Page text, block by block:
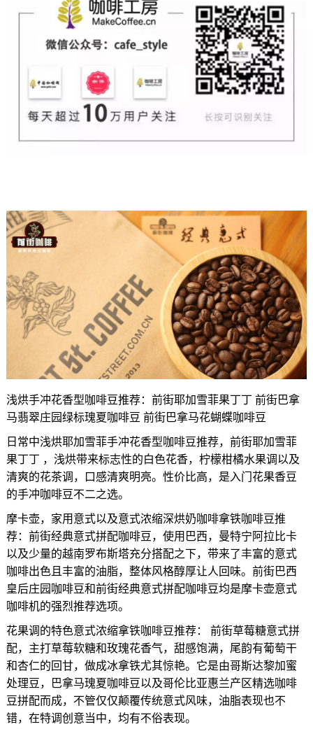
浅烘手冲花香型咖啡豆推荐：前街耶加雪菲果丁丁 前街巴拿
马翡翠庄园绿标瑰夏咖啡豆 前街巴拿马花蝴蝶咖啡豆
日常中浅烘耶加雪菲手冲花香型咖啡豆推荐，前街耶加雪菲
果丁丁 ，浅烘带来标志性的白色花香，柠檬柑橘水果调以及
清爽的花茶调，口感清爽明亮。性价比高，是入门花果香豆
的手冲咖啡豆不二之选。
摩卡壶，家用意式以及意式浓缩深烘奶咖啡拿铁咖啡豆推
荐：前街经典意式拼配咖啡豆，使用巴西，曼特宁阿拉比卡
以及少量的越南罗布斯塔充分搭配之下，带来了丰富的意式
咖啡出色且丰富的油脂，整体风格醇厚让人回味。前街巴西
皇后庄园咖啡豆和前街经典意式拼配咖啡豆均是摩卡壶意式
咖啡机的强烈推荐选项。
花果调的特色意式浓缩拿铁咖啡豆推荐： 前街草莓糖意式拼
配，主打草莓软糖和玫瑰花香气，甜感饱满，尾韵有葡萄干
和杏仁的回甘，做成冰拿铁尤其惊艳。它是由哥斯达黎加蜜
处理豆，巴拿马瑰夏咖啡豆以及哥伦比亚惠兰产区精选咖啡
豆拼配而成，不管仅仅颠覆传统意式风味，油脂表现也不
错，在特调创意当中，均有不俗表现。